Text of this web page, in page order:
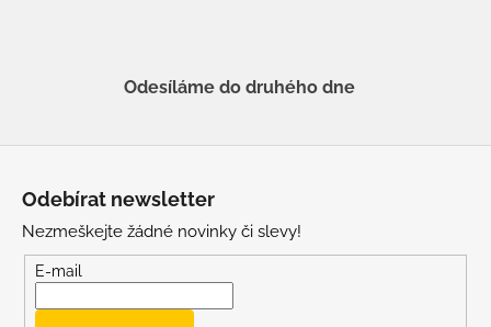
Odesíláme do druhého dne
Odebírat newsletter
Nezmeškejte žádné novinky či slevy!
E-mail